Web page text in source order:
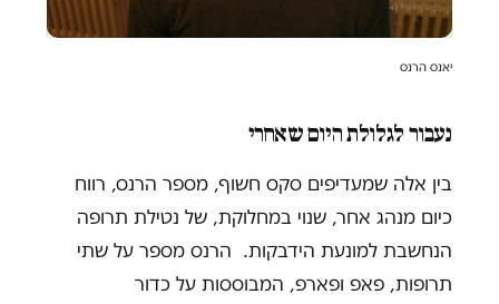
יאנס הרנס
נעבור לגלולת היום שאחרי
בין אלה שמעדיפים סקס חשוף, מספר הרנס, רווח
כיום מנהג אחר, שנוי במחלוקת, של נטילת תרופה
הנחשבת למונעת הידבקות. הרנס מספר על שתי
תרופות, פאפ ופארפ, המבוססות על כדור